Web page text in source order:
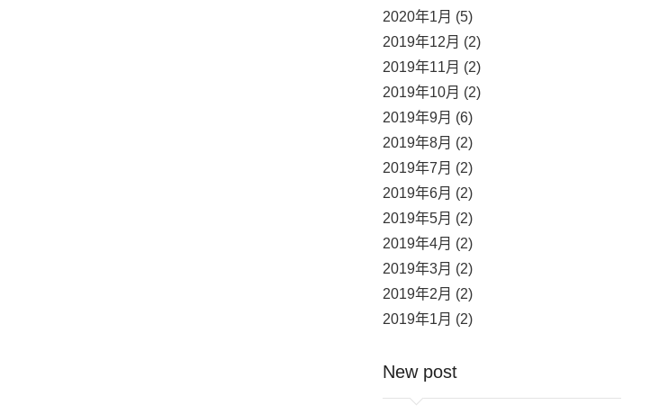
2020年1月 (5)
2019年12月 (2)
2019年11月 (2)
2019年10月 (2)
2019年9月 (6)
2019年8月 (2)
2019年7月 (2)
2019年6月 (2)
2019年5月 (2)
2019年4月 (2)
2019年3月 (2)
2019年2月 (2)
2019年1月 (2)
New post